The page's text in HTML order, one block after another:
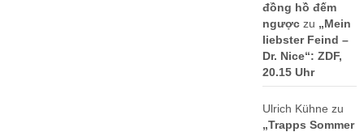
đồng hồ đếm
ngượczu „Mein
liebster Feind –
Dr. Nice“: ZDF,
20.15 Uhr
Ulrich Kühne zu
„Trapps Sommer